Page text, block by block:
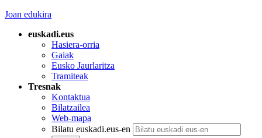
Joan edukira
euskadi.eus
Hasiera-orria
Gaiak
Eusko Jaurlaritza
Tramiteak
Tresnak
Kontaktua
Bilatzailea
Web-mapa
Bilatu euskadi.eus-en